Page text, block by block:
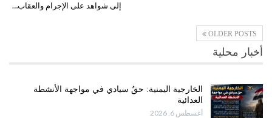
إلى شواهد على الإجرام والعقاب…
OLDER POSTS
أخبار محلية
الخارجية اليمنية: حقٌ سيادي في مواجهة الأنشطة
العدائية
أغسطس 6, 2026